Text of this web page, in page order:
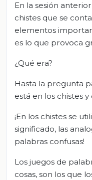
En la sesión
chistes que se
elementos
es lo que provoca
¿Qué era?
Hasta la pregunta
está en los chistes
¡En los chistes se
significado, las
palabras confusas!
Los juegos de
cosas, son los que